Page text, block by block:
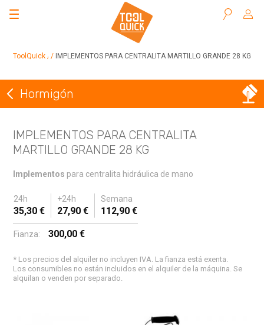
ToolQuick Herramientas en alquiler
Hormigón
IMPLEMENTOS PARA CENTRALITA MARTILLO GRANDE 28 KG
Volver a Hormigón
Hormigón
IMPLEMENTOS PARA CENTRALITA
MARTILLO GRANDE 28 KG
Implementos para centralita hidráulica de mano
24h +24h Semana
35,30 € 27,90 € 112,90 €
Fianza: 300,00 €
* Los precios del alquiler no incluyen IVA. La fianza está exenta.
Los consumibles no están incluidos en el alquiler de la máquina. Se
alquilan o venden por separado.